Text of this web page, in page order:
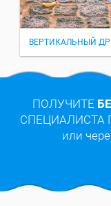
ВЕРТИКАЛЬНЫЙ
ПОЛУЧИТЕ
СПЕЦИАЛИСТА
или